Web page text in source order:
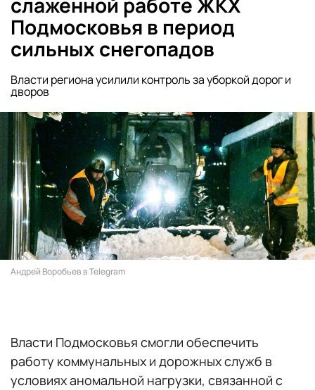
Подмосковья в период
сильных снегопадов
Власти региона усилили контроль за уборкой дорог и
дворов
Андрей Воробьев в Telegram
Власти Подмосковья смогли обеспечить
работу коммунальных и дорожных служб в
условиях аномальной нагрузки, связанной с